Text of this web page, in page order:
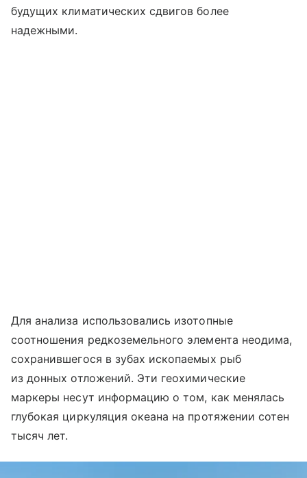
будущих климатических сдвигов более
надежными.
Для анализа использовались изотопные
соотношения редкоземельного элемента неодима,
сохранившегося в зубах ископаемых рыб
из донных отложений. Эти геохимические
маркеры несут информацию о том, как менялась
глубокая циркуляция океана на протяжении сотен
тысяч лет.